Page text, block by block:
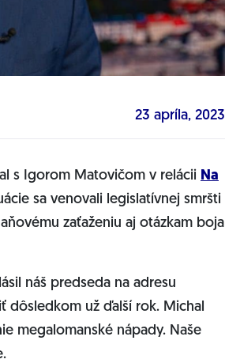
23 apríla, 2023
s Igorom Matovičom v relácii Na
sa venovali legislatívnej smršti
zaťaženiu aj otázkam boja
náš predseda na adresu
dôsledkom už ďalší rok. Michal
megalomanské nápady. Naše